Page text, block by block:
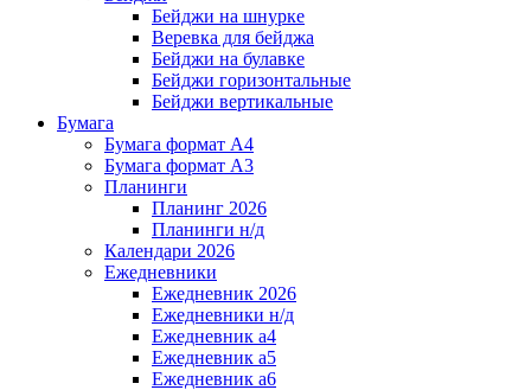
Бейджи на шнурке
Веревка для бейджа
Бейджи на булавке
Бейджи горизонтальные
Бейджи вертикальные
Бумага
Бумага формат А4
Бумага формат А3
Планинги
Планинг 2026
Планинги н/д
Календари 2026
Ежедневники
Ежедневник 2026
Ежедневники н/д
Ежедневник а4
Ежедневник а5
Ежедневник а6